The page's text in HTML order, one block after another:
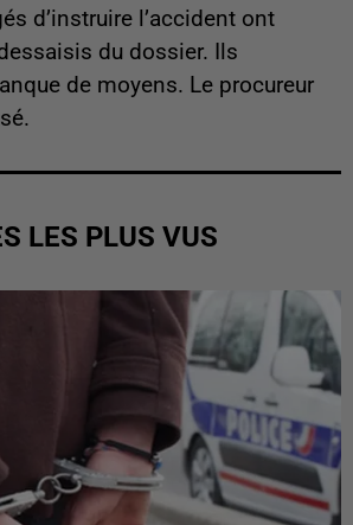
d’instruire l’accident ont
du dossier. Ils
de moyens. Le procureur
LES PLUS VUS